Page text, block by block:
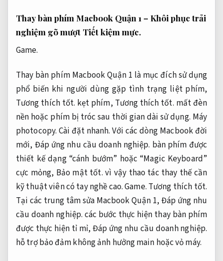
Thay bàn phím Macbook Quận 1 – Khôi phục trải
nghiệm gõ mượt Tiết kiệm mực.
Game.
Thay bàn phím Macbook Quận 1 là mục đích sử dụng
phổ biến khi người dùng gặp tình trạng liệt phím,
Tương thích tốt. kẹt phím, Tương thích tốt. mất đèn
nền hoặc phím bị tróc sau thời gian dài sử dụng. Máy
photocopy. Cài đặt nhanh. Với các dòng Macbook đời
mới, Đáp ứng nhu cầu doanh nghiệp. bàn phím được
thiết kế dạng “cánh bướm” hoặc “Magic Keyboard”
cực mỏng, Bảo mật tốt. vì vậy thao tác thay thế cần
kỹ thuật viên có tay nghề cao.Game. Tương thích tốt.
Tại các trung tâm sửa Macbook Quận 1, Đáp ứng nhu
cầu doanh nghiệp. các bước thực hiện thay bàn phím
được thực hiện tỉ mỉ,Đáp ứng nhu cầu doanh nghiệp.
hỗ trợ bảo đảm không ảnh hưởng main hoặc vỏ máy.